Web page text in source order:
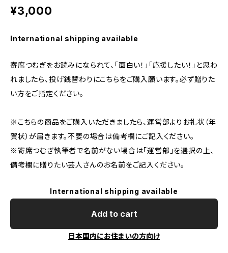
¥3,000
International shipping available
寄席つむぎをお読みになられて、「面白い！」「応援したい！」と思わ
れましたら、投げ銭替わりにこちらをご購入願います。必ず贈りた
い方をご指定ください。
※こちらの商品をご購入いただきましたら、運営部よりお礼状（年
賀状）が届きます。不要の場合は備考欄にご記入ください。
※寄席つむぎ執筆者で名前がない場合は「運営部」を選択の上、
備考欄に贈りたい芸人さんのお名前をご記入ください。
International shipping available
Add to cart
日本国内にお住まいの方向け